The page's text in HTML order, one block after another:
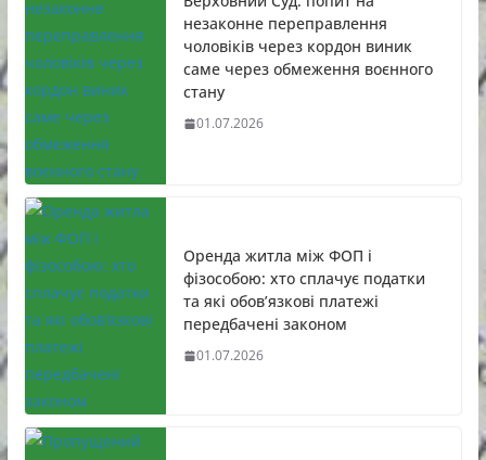
незаконне переправлення
чоловіків через кордон виник
саме через обмеження воєнного
стану
01.07.2026
Оренда житла між ФОП і
фізособою: хто сплачує податки
та які обов’язкові платежі
передбачені законом
01.07.2026